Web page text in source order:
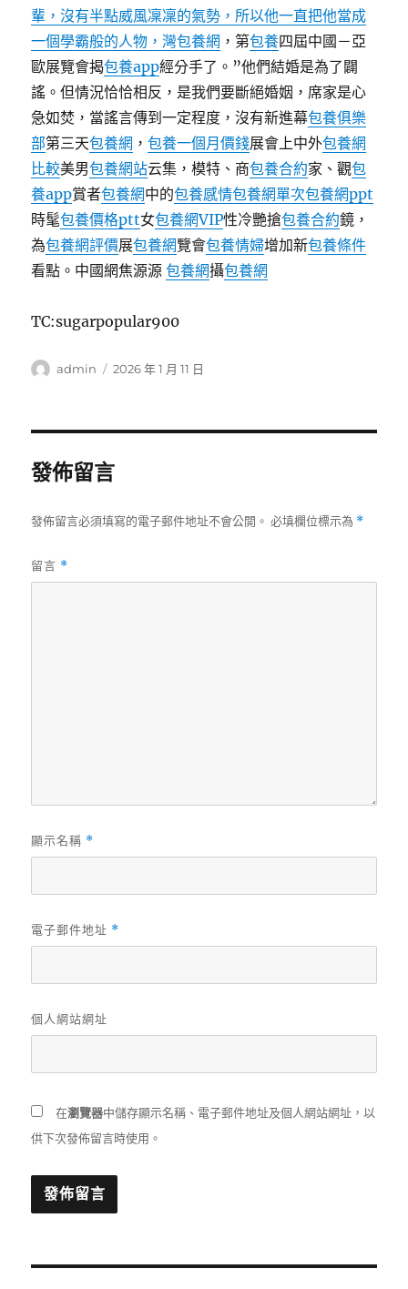
輩，沒有半點威風凜凜的氣勢，所以他一直把他當成
一個學霸般的人物，灣包養網 ，第包養四屆中國－亞
歐展覽會揭包養app經分手了。”他們結婚是為了闢
謠。但情況恰恰相反，是我們要斷絕婚姻，席家是心
急如焚，當謠言傳到一定程度，沒有新進幕包養俱樂
部第三天包養網 ，包養一個月價錢展會上中外包養網
比較美男包養網站云集，模特、商包養合約家、觀包
養app賞者包養網中的包養感情包養網單次包養網ppt
時髦包養價格ptt女包養網VIP性冷艷搶包養合約鏡，
為包養網評價展包養網覽會包養情婦增加新包養條件
看點。中國網焦源源包養網攝包養網
TC:sugarpopular900
作
admin
發
2026 年 1 月 11 日
發佈留言
發佈留言必須填寫的電子郵件地址不會公開。 必填欄位標示為 *
留言 *
顯示名稱 *
電子郵件地址 *
個人網站網址
在瀏覽器中儲存顯示名稱、電子郵件地址及個人網站網址，以
供下次發佈留言時使用。